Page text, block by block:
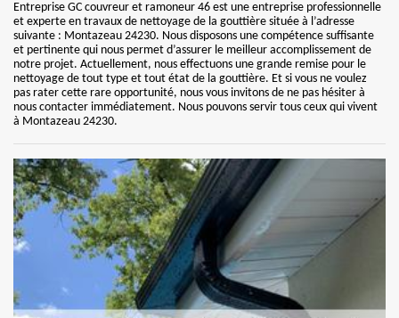
Entreprise GC couvreur et ramoneur 46 est une entreprise professionnelle
et experte en travaux de nettoyage de la gouttière située à l’adresse
suivante : Montazeau 24230. Nous disposons une compétence suffisante
et pertinente qui nous permet d’assurer le meilleur accomplissement de
notre projet. Actuellement, nous effectuons une grande remise pour le
nettoyage de tout type et tout état de la gouttière. Et si vous ne voulez
pas rater cette rare opportunité, nous vous invitons de ne pas hésiter à
nous contacter immédiatement. Nous pouvons servir tous ceux qui vivent
à Montazeau 24230.